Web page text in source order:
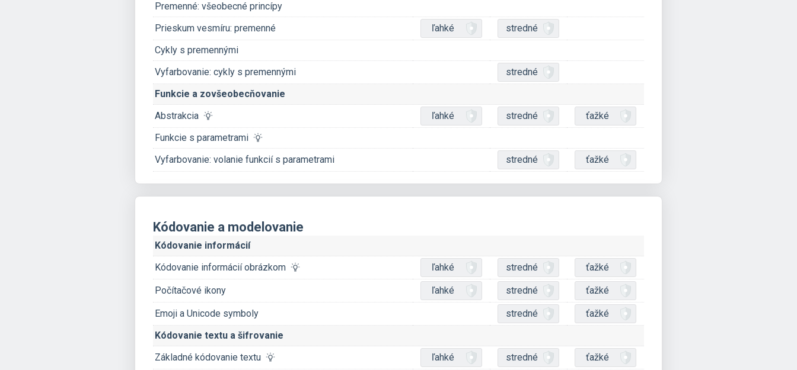
Premenné: všeobecné princípy
Prieskum vesmíru: premenné
ľahké
stredné
Cykly s premennými
Vyfarbovanie: cykly s premennými
stredné
Funkcie a zovšeobecňovanie
Abstrakcia
ľahké stredné
ťažké
Funkcie s parametrami
Vyfarbovanie: volanie funkcií s parametrami
stredné ťažké
Kódovanie a modelovanie
Kódovanie informácií
Kódovanie informácií obrázkom
ľahké stredné ťažké
Počítačové ikony ľahké stredné ťažké
Emoji a Unicode symboly stredné
ťažké
Kódovanie textu a šifrovanie
Základné kódovanie textu
ľahké stredné ťažké